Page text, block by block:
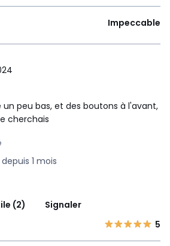
Impeccable
un peu bas, et des boutons à l'avant,
cherchais
1 mois
(2)
Signaler
5